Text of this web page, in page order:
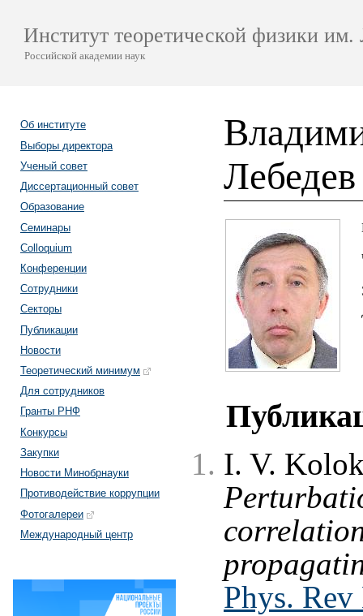
Институт теоретической физики
Российской академии наук
Об институте
Выборы директора
Ученый совет
Диссертационный совет
Образование
Семинары
Colloquium
Конференции
Сотрудники
Секторы
Публикации
Новости
Теоретический минимум
Для сотрудников
Гранты РНФ
Конкурсы
Закупки
Новости Минобрнауки
Противодействие коррупции
Фотогалереи
Международный центр
Лебедев
I. V.
Phys.